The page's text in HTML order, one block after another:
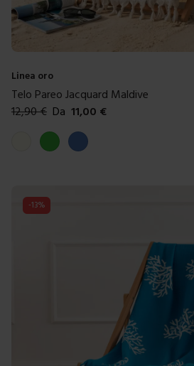
Linea oro
Telo Pareo Jacquard Maldive
12,90€ Da 11,00 €
Colori disponibili
Verde Blue
-13%